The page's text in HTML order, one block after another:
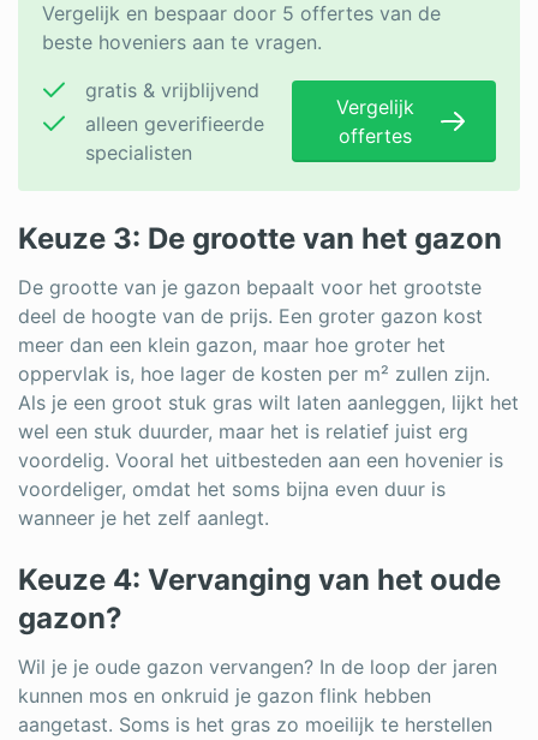
Vergelijk en bespaar door 5 offertes van de
beste hoveniers aan te vragen.
gratis & vrijblijvend
alleen geverifieerde
specialisten
Vergelijk
offertes
Keuze 3: De grootte van het gazon
De grootte van je gazon bepaalt voor het grootste
deel de hoogte van de prijs. Een groter gazon kost
meer dan een klein gazon, maar hoe groter het
oppervlak is, hoe lager de kosten per m² zullen zijn.
Als je een groot stuk gras wilt laten aanleggen, lijkt het
wel een stuk duurder, maar het is relatief juist erg
voordelig. Vooral het uitbesteden aan een hovenier is
voordeliger, omdat het soms bijna even duur is
wanneer je het zelf aanlegt.
Keuze 4: Vervanging van het oude
gazon?
Wil je je oude gazon vervangen? In de loop der jaren
kunnen mos en onkruid je gazon flink hebben
aangetast. Soms is het gras zo moeilijk te herstellen